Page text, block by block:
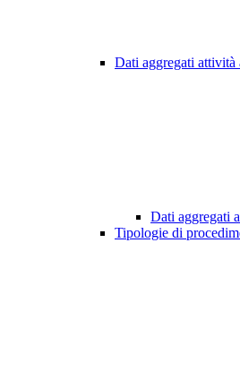
Dati aggregati attività
Dati aggregati
Tipologie di